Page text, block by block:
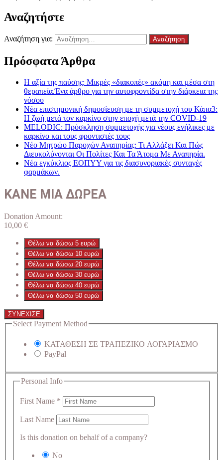
Αναζητήστε
Αναζήτηση για:
Πρόσφατα Άρθρα
Η αξία της παύσης: Μικρές «διακοπές» ακόμη και μέσα στη
θεραπεία.Ένα άρθρο για την αυτοφροντίδα στην διάρκεια της
νόσου
Νέα επιστημονική δημοσίευση με τη συμμετοχή του Κάπα3:
Η ζωή μετά τον καρκίνο στην εποχή μετά την COVID-19
MELODIC: Πρόσκληση συμμετοχής για νέους ενήλικες με
καρκίνο και τους φροντιστές τους
Νέο Μητρώο Παροχών Αναπηρίας: Τι Αλλάζει Και Πώς
Διευκολύνονται Οι Πολίτες Και Τα Άτομα Με Αναπηρία.
Νέα εγκύκλιος ΕΟΠΥΥ για τις διασυνοριακές συνταγές
φαρμάκων.
ΚΑΝΕ ΜΙΑ ΔΩΡΕΑ
Donation Amount:
10,00 €
Θέλω να δώσω 5 ευρώ
Θέλω να δώσω 10 ευρώ
Θέλω να δώσω 20 ευρώ
Θέλω να δώσω 30 ευρώ
Θέλω να δώσω 40 ευρώ
Θέλω να δώσω 50 ευρώ
ΣΥΝΕΧΙΣΕ
Select Payment Method
ΚΑΤΑΘΕΣΗ ΣΕ ΤΡΑΠΕΖΙΚΟ ΛΟΓΑΡΙΑΣΜΟ
PayPal
Personal Info
First Name *
Last Name
Is this donation on behalf of a company?
No